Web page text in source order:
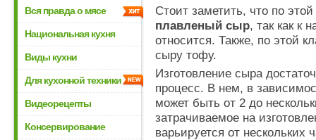
Вся правда о мясе
Национальная кухня
Виды кухни
Для кухонной техники
Видеорецепты
Консервирование
Стоит заметить, что по
плавленый сыр, так как к
относится. Также, по этой
сыру тофу.
Изготовление сыра
процесс. В нем, в
может быть от 2 до
затрачиваемое на
варьируется от нескольких